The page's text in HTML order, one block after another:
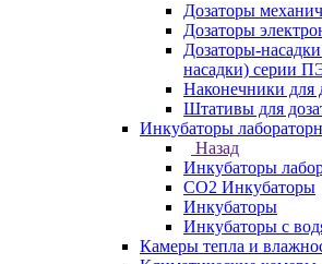
Дозаторы
Дозаторы
Дозаторы-
насадки) серии
Наконечники для
Штативы для
Инкубаторы
Назад
Инкубаторы
CO2 Инкубаторы
Инкубаторы
Инкубаторы с
Камеры тепла и